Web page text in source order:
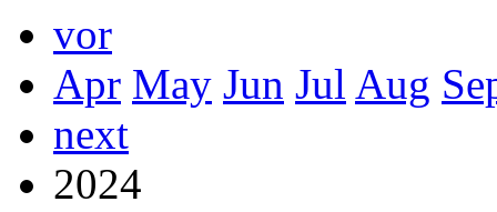
vor
Apr May Jun Jul Aug
next
2024